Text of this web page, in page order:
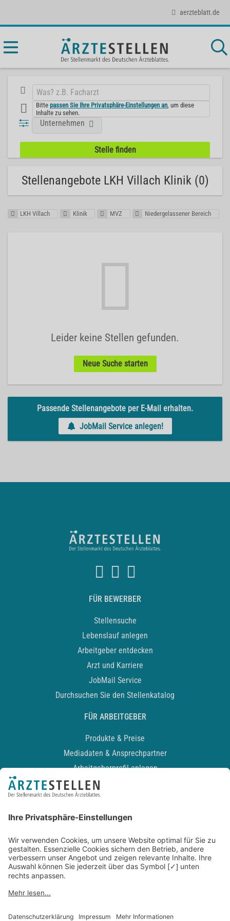
aerzteblatt.de
Bittepassen Sie Ihre Privatsphäre-Einstellungen an , um diese
Inhalte zu sehen.
Unternehmen
Stellenangebote LKH Villach Klinik (0)
LKH Villach Klinik MVZ Niedergelassener Bereich
Leider keine Stellen gefunden.
Neue Suche starten
Passende Stellenangebote per E-Mail erhalten.
JobMail Service anlegen!
FÜR BEWERBER
Stellensuche
Lebenslauf anlegen
Arbeitgeber entdecken
Arzt und Karriere
JobMail Service
Durchsuchen Sie den Stellenkatalog
FÜR ARBEITGEBER
Produkte & Preise
Mediadaten & Ansprechpartner
Arbeitgeberprofil anlegen
Recruiting-Podcast
Kontakt
Datenschutz
Newsletter